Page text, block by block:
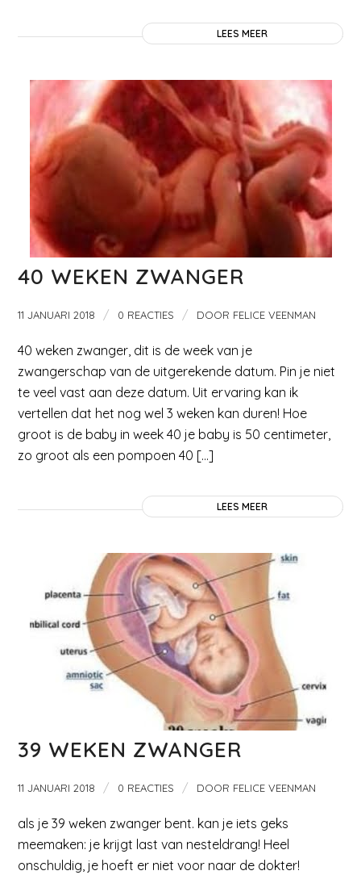
LEES MEER
40 WEKEN ZWANGER
11 JANUARI 2018 / 0 REACTIES / DOOR FELICE VEENMAN
40 weken zwanger, dit is de week van je
zwangerschap van de uitgerekende datum. Pin je niet
te veel vast aan deze datum. Uit ervaring kan ik
vertellen dat het nog wel 3 weken kan duren! Hoe
groot is de baby in week 40 je baby is 50 centimeter,
zo groot als een pompoen 40 […]
LEES MEER
39 WEKEN ZWANGER
11 JANUARI 2018 / 0 REACTIES / DOOR FELICE VEENMAN
als je 39 weken zwanger bent. kan je iets geks
meemaken: je krijgt last van nesteldrang! Heel
onschuldig, je hoeft er niet voor naar de dokter!